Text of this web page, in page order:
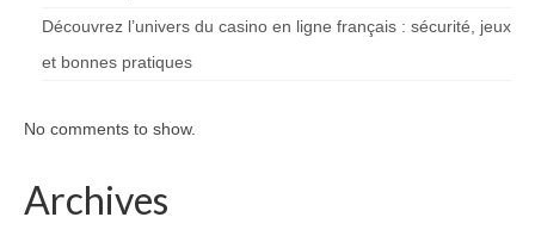
Découvrez l’univers du casino en ligne français : sécurité, jeux
et bonnes pratiques
No comments to show.
Archives